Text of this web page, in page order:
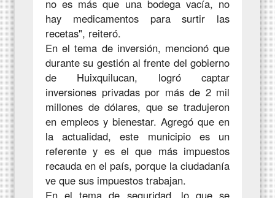
no es más que una bodega vacía, no
hay medicamentos para surtir las
recetas", reiteró.
En el tema de inversión, mencionó que
durante su gestión al frente del gobierno
de Huixquilucan, logró captar
inversiones privadas por más de 2 mil
millones de dólares, que se tradujeron
en empleos y bienestar. Agregó que en
la actualidad, este municipio es un
referente y es el que más impuestos
recauda en el país, porque la ciudadanía
ve que sus impuestos trabajan.
En el tema de seguridad, lo que se